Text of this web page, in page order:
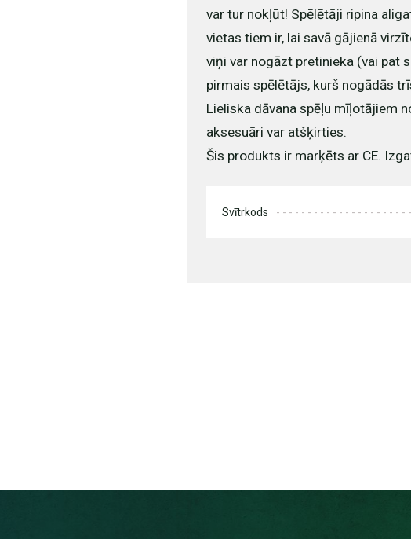
var tur nokļūt! Spēlētāji ripina
vietas tiem ir, lai savā gājienā
viņi var nogāzt pretinieka (vai pat
pirmais spēlētājs, kurš nogādās
Lieliska dāvana spēļu mīļotājiem
aksesuāri var atšķirties.
Šis produkts ir marķēts ar CE.
Svītrkods